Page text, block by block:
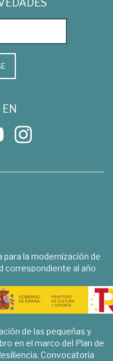
para la modernización de
correspondiente al año
de las pequeñas y
en el marco del Plan de
Convocatoria